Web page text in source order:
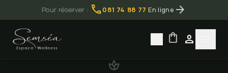
Pour réserver :· call081 74 88 77·En ligne arrow_forward
shopping_bag person
spa